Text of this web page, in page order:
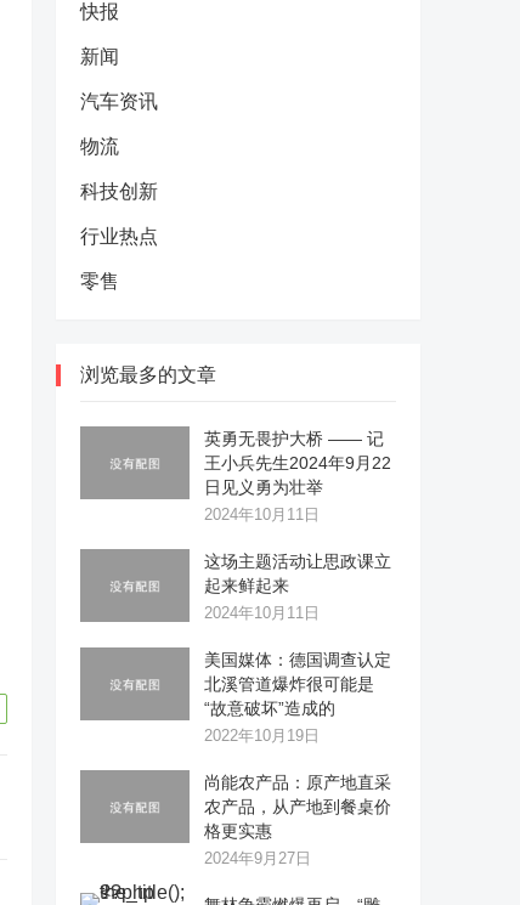
快报
新闻
汽车资讯
物流
科技创新
行业热点
零售
浏览最多的文章
英勇无畏护大桥 —— 记
王小兵先生2024年9月22
日见义勇为壮举
2024年10月11日
这场主题活动让思政课立
起来鲜起来
2024年10月11日
美国媒体：德国调查认定
北溪管道爆炸很可能是
“故意破坏”造成的
2022年10月19日
尚能农产品：原产地直采
农产品，从产地到餐桌价
格更实惠
2024年9月27日